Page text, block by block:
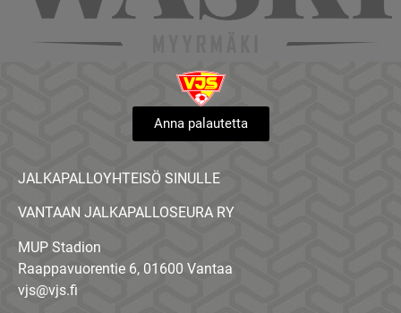
Anna palautetta
JALKAPALLOYHTEISÖ SINULLE
VANTAAN JALKAPALLOSEURA RY
MUP Stadion
Raappavuorentie 6, 01600 Vantaa
vjs@vjs.fi